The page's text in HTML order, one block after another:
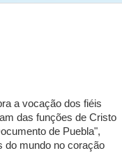
a vocação dos fiéis
das funções de Cristo
de Puebla",
do mundo no coração